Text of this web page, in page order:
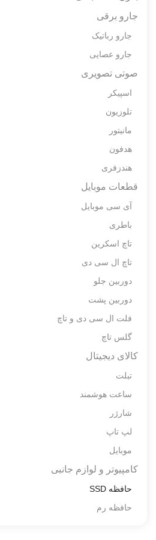
جارو برقی
جارو رباتیک
جارو عصایی
صوتی تصویری
اسپیکر
تلوزیون
مانیتور
هدفون
هندزفری
قطعات موبایل
آی سی موبایل
باطری
تاچ اسکرین
تاچ ال سی دی
دوربین جلو
دوربین پشت
فلت ال سی دی و تاچ
گلس تاچ
کالای دیجیتال
تبلت
ساعت هوشمند
شارژر
لپ تاپ
موبایل
کامپیوتر و لوازم جانبی
حافظه SSD
حافظه رم